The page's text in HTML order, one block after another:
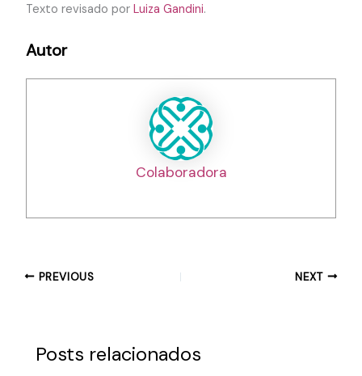
Texto revisado por Luiza Gandini.
Autor
Colaboradora
PREVIOUS NEXT
Posts relacionados